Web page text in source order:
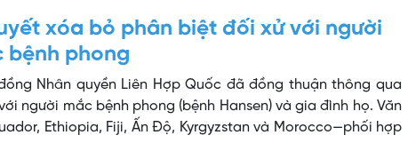
xóa bỏ phân biệt đối xử với người
bệnh phong
Nhân quyền Liên Hợp Quốc đã đồng thuận thông qua
người mắc bệnh phong (bệnh Hansen) và gia đình họ. Văn
Ethiopia, Fiji, Ấn Độ, Kyrgyzstan và Morocco—phối hợp